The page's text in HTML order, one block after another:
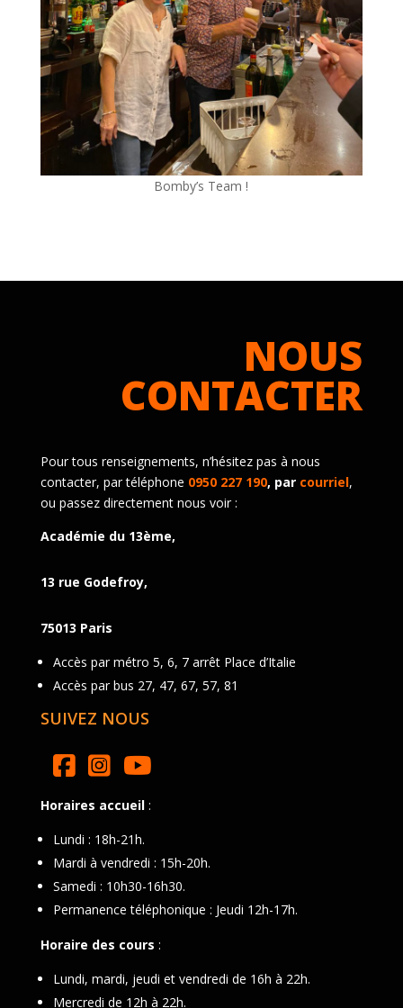
Bomby’s Team !
NOUS
CONTACTER
Pour tous renseignements, n’hésitez pas à nous
contacter, par téléphone 0950 227 190, par courriel,
ou passez directement nous voir :
Académie du 13ème,
13 rue Godefroy,
75013 Paris
Accès par métro 5, 6, 7 arrêt Place d’Italie
Accès par bus 27, 47, 67, 57, 81
SUIVEZ NOUS
Horaires accueil:
Lundi : 18h-21h.
Mardi à vendredi : 15h-20h.
Samedi : 10h30-16h30.
Permanence téléphonique : Jeudi 12h-17h.
Horaire des cours :
Lundi, mardi, jeudi et vendredi de 16h à 22h.
Mercredi de 12h à 22h.